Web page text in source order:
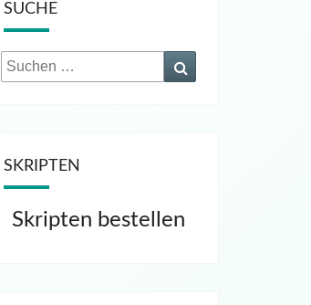
SUCHE
Suchen
nach:
SKRIPTEN
Skripten bestellen